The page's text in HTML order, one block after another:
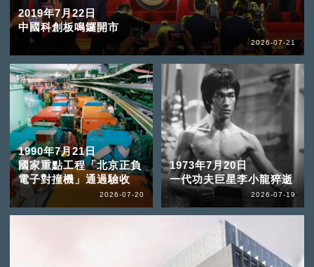
2019年7月22日
中國科創板鳴鑼開市
2026-07-21
1990年7月21日
國家重點工程「北京正負
電子對撞機」通過驗收
2026-07-20
1973年7月20日
一代功夫巨星李小龍猝逝
2026-07-19